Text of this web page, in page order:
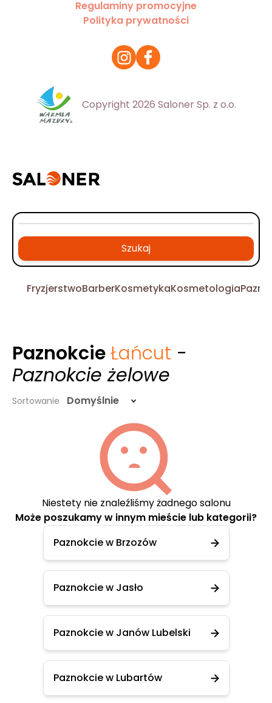
Regulaminy promocyjne
Polityka prywatności
Copyright 2026 Saloner Sp. z o.o.
Szukaj
FryzjerstwoBarberKosmetykaKosmetologia
PaznokcieŁańcut -
Paznokcie żelowe
Sortowanie Domyślnie
Niestety nie znaleźliśmy żadnego salonu
Może poszukamy w innym mieście lub kategorii?
Paznokcie w Brzozów
Paznokcie w Jasło
Paznokcie w Janów Lubelski
Paznokcie w Lubartów